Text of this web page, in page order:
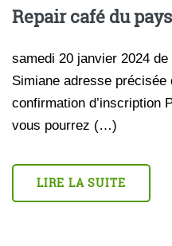
Repair café du
samedi 20 janvier 2024 de
Simiane adresse précisée
confirmation d’inscription
vous pourrez (…)
LIRE LA SUITE